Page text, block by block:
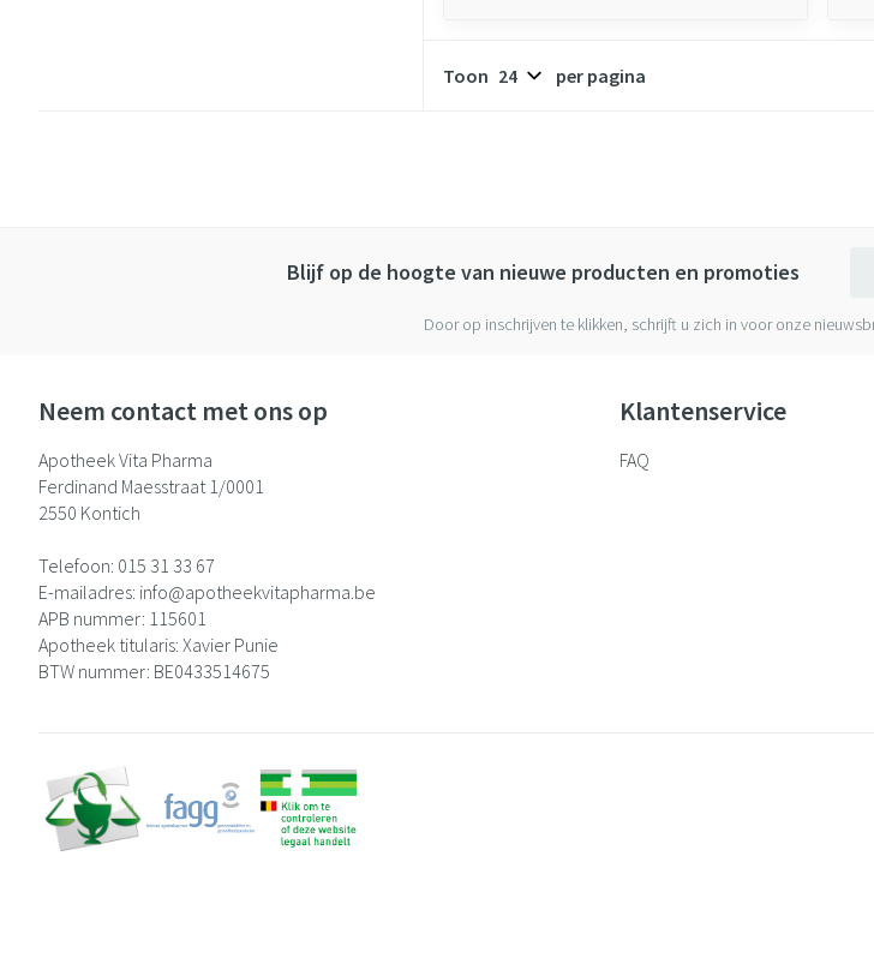
Toon per pagina
Blijf op de hoogte van nieuwe producten en promoties
Door op inschrijven te klikken, schrijft u zich in voor onze
Neem contact met ons op
Apotheek Vita Pharma
Ferdinand Maesstraat 1/0001
2550 Kontich
Telefoon: 015 31 33 67
E-mailadres: info@apotheekvitapharma.be
APB nummer: 115601
Apotheek titularis: Xavier Punie
BTW nummer: BE0433514675
Klantenservice
FAQ